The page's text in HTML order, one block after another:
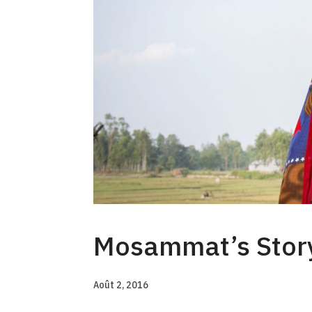
Mosammat’s
Août 2, 2016